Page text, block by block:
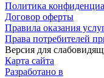
Политика
Договор оферты
Правила оказания
Права потребителей
Версия для
Карта сайта
Разработано в